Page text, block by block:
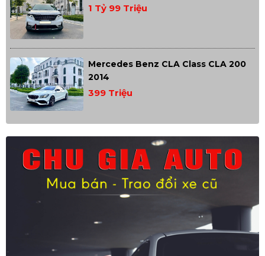
1 Tỷ 99 Triệu
Mercedes Benz CLA Class CLA 200
2014
399 Triệu